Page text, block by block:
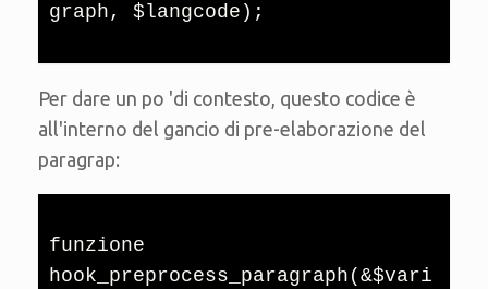
graph, $langcode);
Per dare un po 'di contesto, questo codice è
all'interno del gancio di pre-elaborazione del
paragrap:
funzione
hook_preprocess_paragraph(&$vari